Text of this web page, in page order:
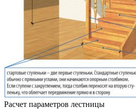
Расчет параметров лестницы